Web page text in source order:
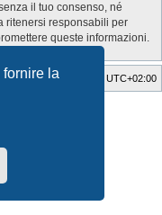
la
il tuo consenso, né
ritenersi responsabili per
queste informazioni.
Tutti gli orari sono UTC+02:00